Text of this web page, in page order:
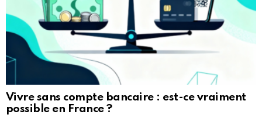
Vivre sans compte bancaire : est-ce vraiment
possible en France ?